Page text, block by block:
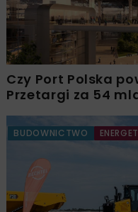
Czy Port Polska
Przetargi za 54
BUDOWNICTWO